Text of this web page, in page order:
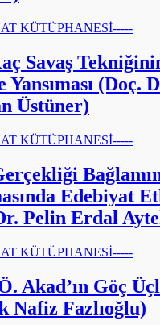
KÜTÜPHANESİ-----
Savaş
Yansıması (Doç.
Üstüner)
KÜTÜPHANESİ-----
Edebiyat
Pelin Erdal
KÜTÜPHANESİ-----
Akad’ın Göç
Nafiz Fazlıoğlu)